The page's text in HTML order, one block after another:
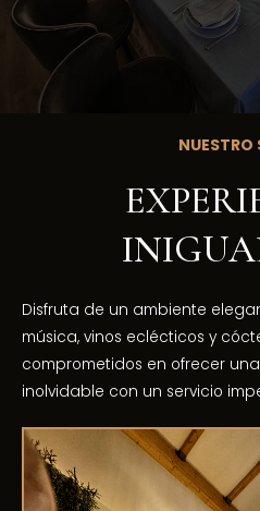
NUESTRO
Disfruta de un ambiente
música, vinos eclécticos y
comprometidos en ofrecer
inolvidable con un servicio